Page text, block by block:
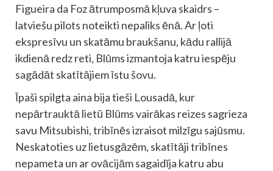
Figueira da Foz ātrumposmā kļuva skaidrs –
latviešu pilots noteikti nepaliks ēnā. Ar ļoti
ekspresīvu un skatāmu braukšanu, kādu rallijā
ikdienā redz reti, Blūms izmantoja katru iespēju
sagādāt skatītājiem īstu šovu.
Īpaši spilgta aina bija tieši Lousadā, kur
nepārtrauktā lietū Blūms vairākas reizes sagrieza
savu Mitsubishi, tribīnēs izraisot milzīgu sajūsmu.
Neskatoties uz lietusgāzēm, skatītāji tribīnes
nepameta un ar ovācijām sagaidīja katru abu